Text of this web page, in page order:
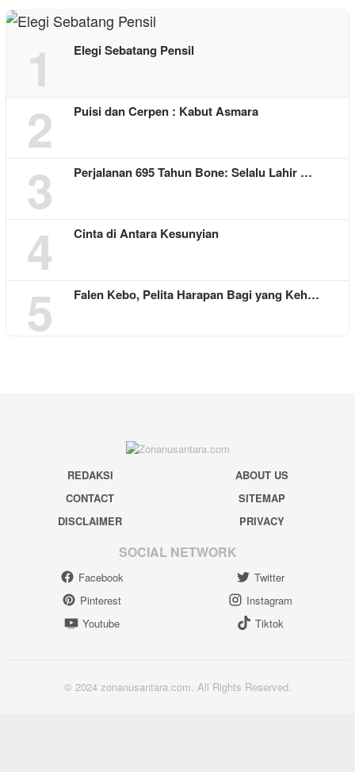
1 Elegi Sebatang Pensil
2 Puisi dan Cerpen : Kabut Asmara
3 Perjalanan 695 Tahun Bone: Selalu Lahir …
4 Cinta di Antara Kesunyian
5 Falen Kebo, Pelita Harapan Bagi yang Keh…
REDAKSI
ABOUT US
CONTACT
SITEMAP
DISCLAIMER
PRIVACY
SOCIAL NETWORK
Facebook
Twitter
Pinterest
Instagram
Youtube
Tiktok
© 2024 zonanusantara.com. All Rights Reserved.